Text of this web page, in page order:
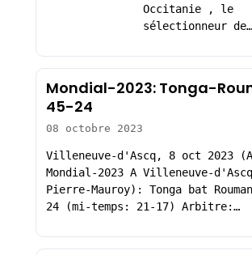
Occitanie , le
sélectionneur de…
Mondial-2023: Tonga-
45-24
08 octobre 2023
Villeneuve-d'Ascq, 8 oct 2023
Mondial-2023 A Villeneuve-
Pierre-Mauroy): Tonga bat
24 (mi-temps: 21-17) Arbitre:…